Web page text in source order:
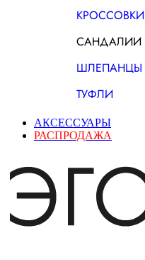
КРОССОВКИ
САНДАЛИИ
ШЛЕПАНЦЫ
ТУФЛИ
АКСЕССУАРЫ
РАСПРОДАЖА